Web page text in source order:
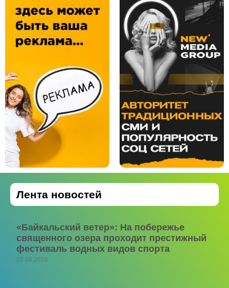
Лента новостей
«Байкальский ветер»: На побережье
священного озера проходит престижный
фестиваль водных видов спорта
07.08.2026